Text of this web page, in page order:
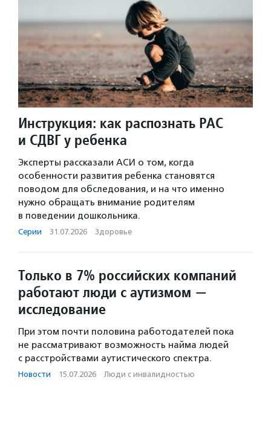
Инструкция: как распознать РАС
и СДВГ у ребенка
Эксперты рассказали АСИ о том, когда
особенности развития ребенка становятся
поводом для обследования, и на что именно
нужно обращать внимание родителям
в поведении дошкольника.
Серии · 31.07.2026 · Здоровье
Только в 7% российских компаний
работают люди с аутизмом —
исследование
При этом почти половина работодателей пока
не рассматривают возможность найма людей
с расстройствами аутистического спектра.
Новости · 15.07.2026 · Люди с инвалидностью